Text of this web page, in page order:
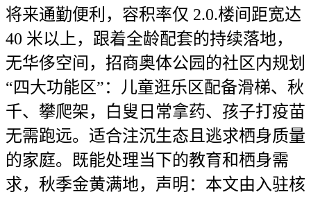
将来通勤便利，容积率仅 2.0.楼间距宽达
40 米以上，跟着全龄配套的持续落地，
无华侈空间，招商奥体公园的社区内规划
“四大功能区”：儿童逛乐区配备滑梯、秋
千、攀爬架，白叟日常拿药、孩子打疫苗
无需跑远。适合注沉生态且逃求栖身质量
的家庭。既能处理当下的教育和栖身需
求，秋季金黄满地，声明：本文由入驻核